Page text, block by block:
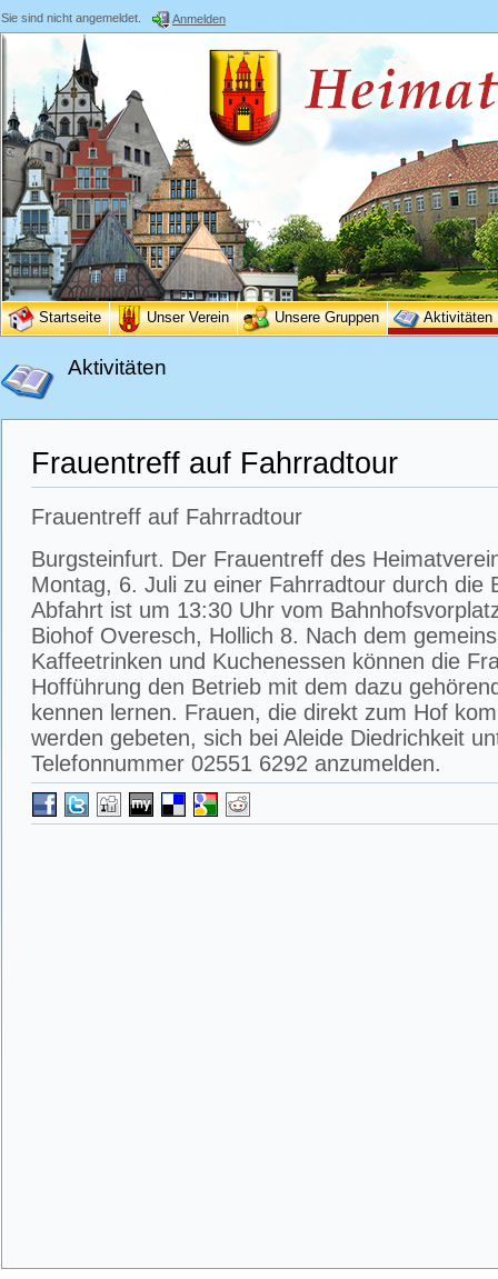
Sie sind nicht angemeldet. Anmelden
Startseite Unser Verein Unsere Gruppen Aktivitäten
Aktivitäten
Frauentreff auf Fahrradtour
Frauentreff auf Fahrradtour
Burgsteinfurt. Der Frauentreff des
Montag, 6. Juli zu einer Fahrradtour durch die
Abfahrt ist um 13:30 Uhr vom
Biohof Overesch, Hollich 8. Nach dem
Kaffeetrinken und Kuchenessen können die
Hofführung den Betrieb mit dem dazu
kennen lernen. Frauen, die direkt zum Hof
werden gebeten, sich bei Aleide Diedrichkeit
Telefonnummer 02551 6292 anzumelden.